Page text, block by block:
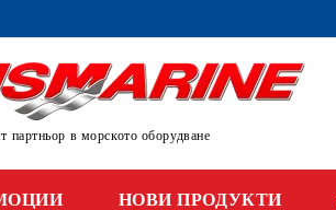
партньор в морското оборудване
НОВИ ПРОДУКТИ